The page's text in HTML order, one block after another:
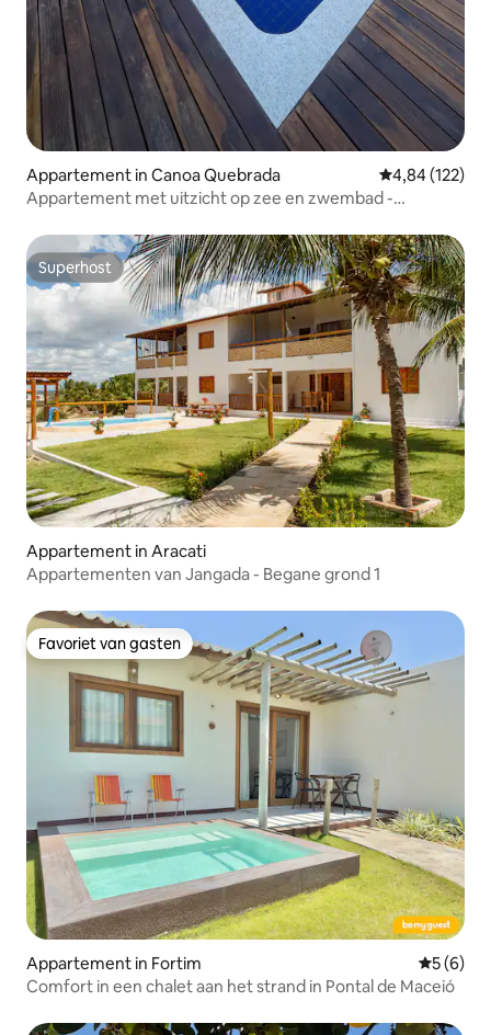
Appartement in Canoa Quebrada Gemiddelde
4,84 (122)
Appartement met uitzicht op zee en zwembad -
Superhost
Superhost
Appartement in Aracati
Appartementen van Jangada - Begane grond 1
Favoriet van gasten
Favoriet van gasten
Appartement in Fortim
5 (6)
Comfort in een chalet aan het strand in Pontal de Maceió